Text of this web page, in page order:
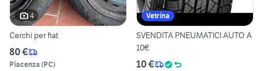
4
Cerchi per fiat
80 €
Piacenza (PC)
Vetrina
SVENDITA PNEUMATICI AUTO A
10€
10 €